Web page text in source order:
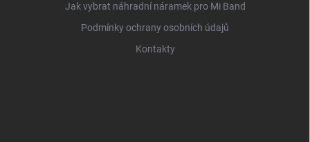
Jak vybrat náhradní náramek pro Mi Band
Podmínky ochrany osobních údajů
Kontakty